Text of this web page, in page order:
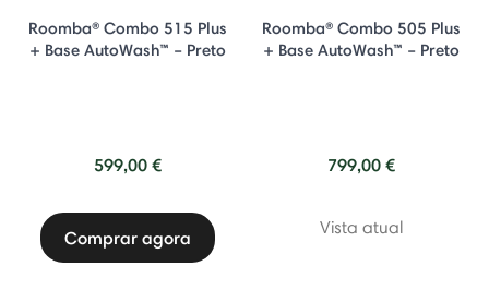
Roomba® Combo 515 Plus
+ Base AutoWash™ – Preto
599,00 €
Comprar agora
Roomba® Combo 505 Plus
+ Base AutoWash™ – Preto
799,00 €
Vista atual